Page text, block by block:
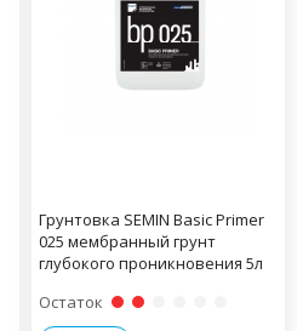
Грунтовка SEMIN Basic Primer
025 мембранный грунт
глубокого проникновения 5л
Остаток